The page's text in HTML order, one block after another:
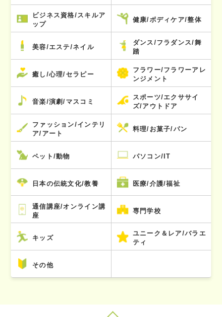
ビジネス資格/スキルア
ップ
健康/ボディケア/整体
美容/エステ/ネイル
ダンス/フラダンス/舞
踏
癒し/心理/セラピー
フラワー/フラワーアレ
ンジメント
音楽/演劇/マスコミ
スポーツ/エクササイ
ズ/アウトドア
ファッション/インテリ
ア/アート
料理/お菓子/パン
ペット/動物 パソコン/IT
日本の伝統文化/教養 医療/介護/福祉
通信講座/オンライン講
座
専門学校
キッズ
ユニーク＆レア/バラエ
ティ
その他